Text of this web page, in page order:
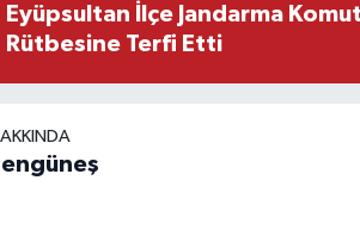
Eyüpsultan İlçe Jandarma
Rütbesine Terfi Etti